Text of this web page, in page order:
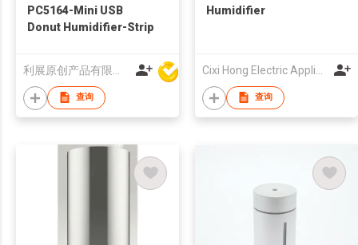
PC5164-Mini USB
Donut Humidifier-Strip
查询
Humidifier
查询